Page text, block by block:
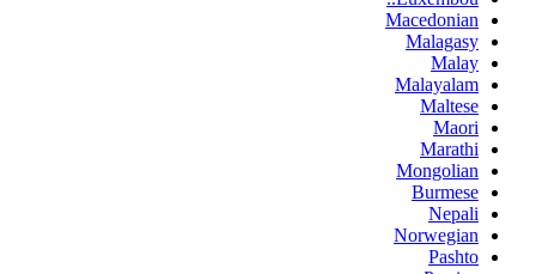
Macedonian
Malagasy
Malay
Malayalam
Maltese
Maori
Marathi
Mongolian
Burmese
Nepali
Norwegian
Pashto